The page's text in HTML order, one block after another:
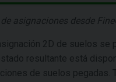
asignaciones desde
2D de suelos se
resultante está
de suelos pegadas.